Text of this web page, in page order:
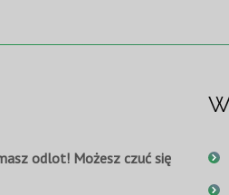
odlot! Możesz czuć się